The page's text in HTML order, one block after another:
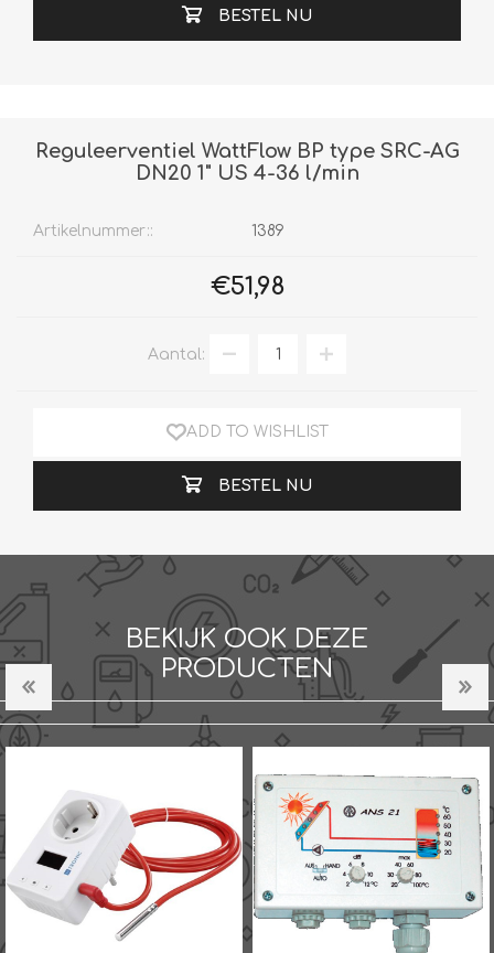
BESTEL NU
Reguleerventiel WattFlow BP type SRC-AG
DN20 1" US 4-36 l/min
Artikelnummer:: 1389
€51,98
Aantal:
ADD TO WISHLIST
BESTEL NU
BEKIJK OOK DEZE
PRODUCTEN